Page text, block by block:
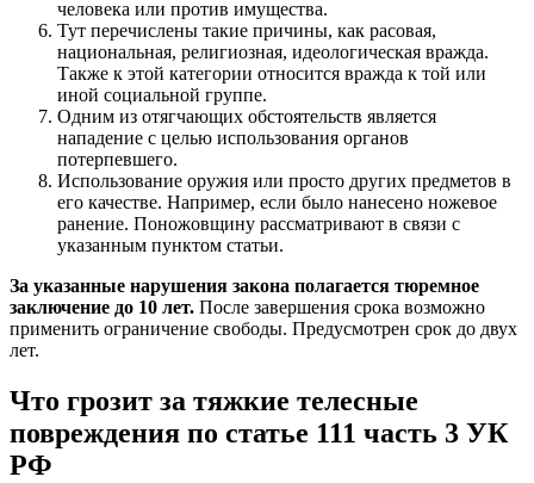
человека или против имущества.
Тут перечислены такие причины, как расовая,
национальная, религиозная, идеологическая вражда.
Также к этой категории относится вражда к той или
иной социальной группе.
Одним из отягчающих обстоятельств является
нападение с целью использования органов
потерпевшего.
Использование оружия или просто других предметов в
его качестве. Например, если было нанесено ножевое
ранение. Поножовщину рассматривают в связи с
указанным пунктом статьи.
За указанные нарушения закона полагается тюремное
заключение до 10 лет. После завершения срока возможно
применить ограничение свободы. Предусмотрен срок до двух
лет.
Что грозит за тяжкие телесные
повреждения по статье 111 часть 3 УК
РФ